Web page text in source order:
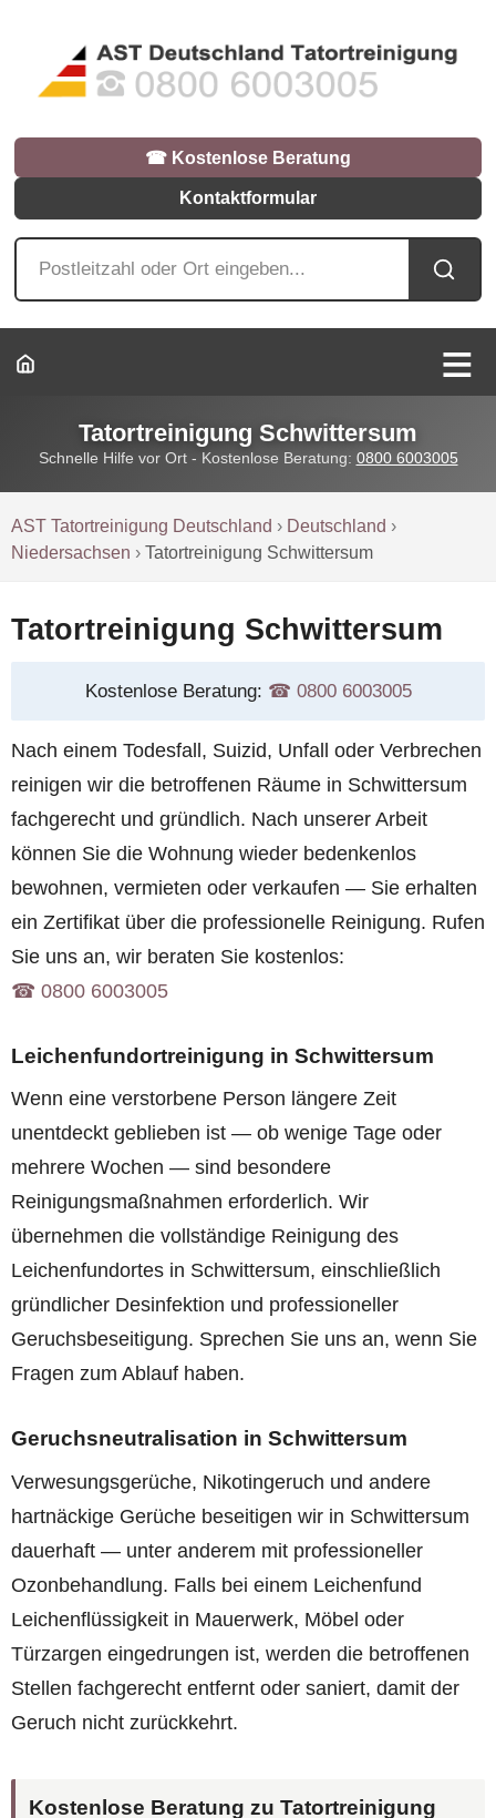
☎︎ Kostenlose Beratung
Kontaktformular
Tatortreinigung Schwittersum
Schnelle Hilfe vor Ort - Kostenlose Beratung: 0800 6003005
AST Tatortreinigung Deutschland › Deutschland ›
Niedersachsen ›Tatortreinigung Schwittersum
Tatortreinigung Schwittersum
Kostenlose Beratung: ☎︎ 0800 6003005
Nach einem Todesfall, Suizid, Unfall oder Verbrechen
reinigen wir die betroffenen Räume in Schwittersum
fachgerecht und gründlich. Nach unserer Arbeit
können Sie die Wohnung wieder bedenkenlos
bewohnen, vermieten oder verkaufen — Sie erhalten
ein Zertifikat über die professionelle Reinigung. Rufen
Sie uns an, wir beraten Sie kostenlos:
☎︎ 0800 6003005
Leichenfundortreinigung in Schwittersum
Wenn eine verstorbene Person längere Zeit
unentdeckt geblieben ist — ob wenige Tage oder
mehrere Wochen — sind besondere
Reinigungsmaßnahmen erforderlich. Wir
übernehmen die vollständige Reinigung des
Leichenfundortes in Schwittersum, einschließlich
gründlicher Desinfektion und professioneller
Geruchsbeseitigung. Sprechen Sie uns an, wenn Sie
Fragen zum Ablauf haben.
Geruchsneutralisation in Schwittersum
Verwesungsgerüche, Nikotingeruch und andere
hartnäckige Gerüche beseitigen wir in Schwittersum
dauerhaft — unter anderem mit professioneller
Ozonbehandlung. Falls bei einem Leichenfund
Leichenflüssigkeit in Mauerwerk, Möbel oder
Türzargen eingedrungen ist, werden die betroffenen
Stellen fachgerecht entfernt oder saniert, damit der
Geruch nicht zurückkehrt.
Kostenlose Beratung zu Tatortreinigung